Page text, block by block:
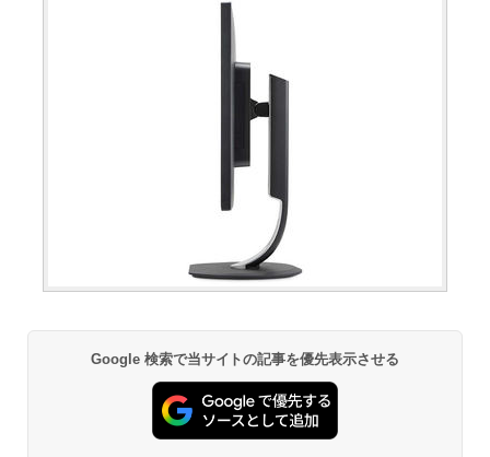
Google 検索で当サイトの記事を優先表示させる